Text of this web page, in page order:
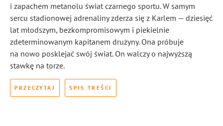
i zapachem metanolu świat czarnego sportu. W samym
sercu stadionowej adrenaliny zderza się z Karlem — dziesięć
lat młodszym, bezkompromisowym i piekielnie
zdeterminowanym kapitanem drużyny. Ona próbuje
na nowo posklejać swój świat. On walczy o najwyższą
stawkę na torze.
PRZECZYTAJ SPIS TREŚCI